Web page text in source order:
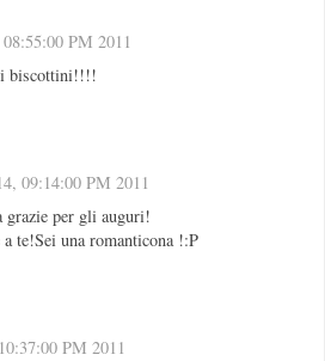
PM 2011
biscottini!!!!
09:14:00 PM 2011
grazie per gli auguri!
te!Sei una romanticona !:P
PM 2011